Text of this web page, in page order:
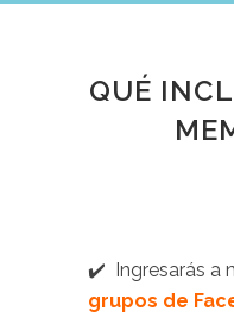
QUÉ
✔️ Ingresarás a
grupos de